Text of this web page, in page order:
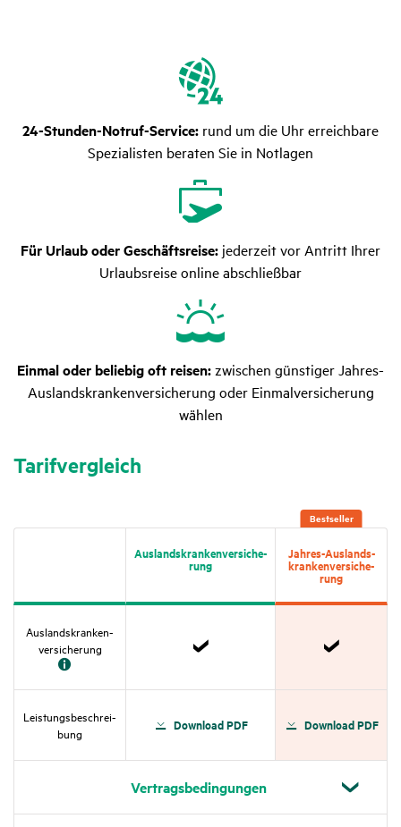
24-Stunden-Notruf-Service: rund um die Uhr erreichbare
Spezialisten beraten Sie in Notlagen
Für Urlaub oder Geschäftsreise: jederzeit vor Antritt Ihrer
Urlaubsreise online abschließbar
Einmal oder beliebig oft reisen:zwischen günstiger Jahres-
Auslandskrankenversicherung oder Einmalversicherung
wählen
Tarif­ver­gleich
Auslands­kranken­versi­che­
rung
Best­seller
Jahres-Auslands­
kran­ken­ver­si­che­
rung
Auslands­kran­ken­
ver­si­che­rung
fend
fend
Leis­tungs­be­schrei­
bung
Down­load PDF Down­load PDF
Vertrags­be­din­gungen